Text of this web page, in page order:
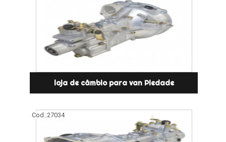
loja de câmbio para van Piedade
Cod.:27034